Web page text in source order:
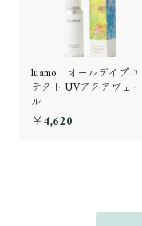
luamo オールデイプロ
テクト UVアクアヴェー
ル
￥4,620